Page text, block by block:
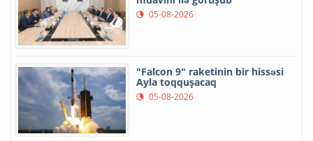
05-08-2026
"Falcon 9" raketinin bir hissəsi
Ayla toqquşacaq
05-08-2026